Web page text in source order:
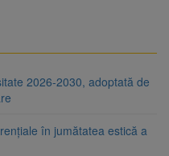
2026-2030, adoptată de
în jumătatea estică a